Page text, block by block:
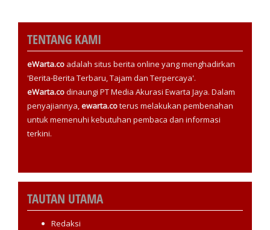
TENTANG KAMI
eWarta.co adalah situs berita online yang menghadirkan
'Berita-Berita Terbaru, Tajam dan Terpercaya'.
eWarta.codinaungi PT Media Akurasi Ewarta Jaya. Dalam
penyajiannya,ewarta.coterus melakukan pembenahan
untuk memenuhi kebutuhan pembaca dan informasi
terkini.
TAUTAN UTAMA
Redaksi